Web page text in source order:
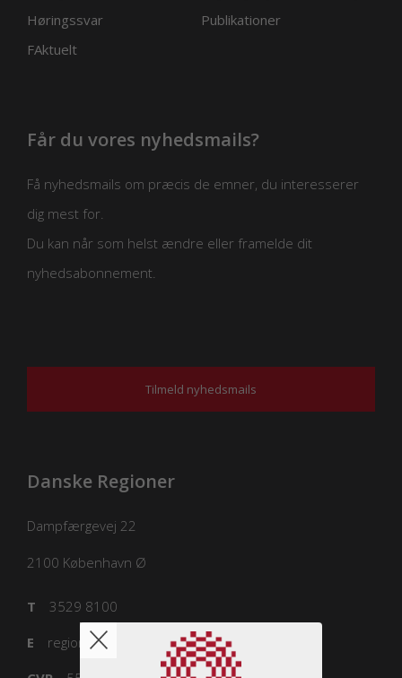
Høringssvar
Publikationer
FAktuelt
Får du vores nyhedsmails?
Få nyhedsmails om præcis de emner, du interesserer
dig mest for.
Du kan når som helst ændre eller framelde dit
nyhedsabonnement.
Tilmeld nyhedsmails
Danske Regioner
Dampfærgevej 22
2100 København Ø
3529 8100
T
regioner@regioner.dk
E